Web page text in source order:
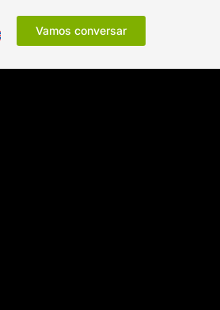
Vamos conversar